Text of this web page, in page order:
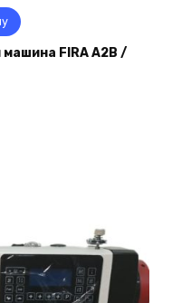
FIRA A2B /